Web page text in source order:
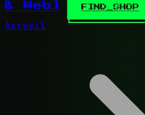
& Web]
FIND_SHOP
Accueil